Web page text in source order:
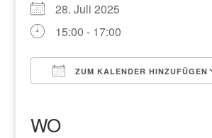
28. Juli 2025
15:00 - 17:00
ZUM KALENDER HINZUFÜGEN
WO